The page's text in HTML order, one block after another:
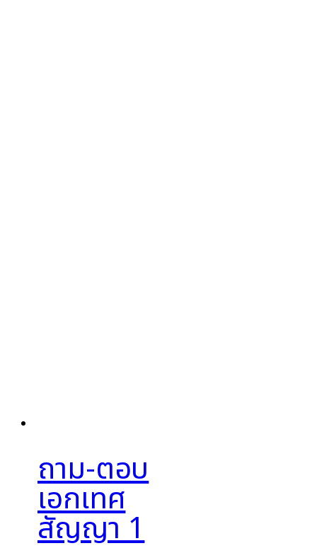
ถาม-ตอบ
เอกเทศ
สัญญา 1